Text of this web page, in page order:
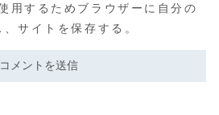
用するためブラウザーに自分の
サイトを保存する。